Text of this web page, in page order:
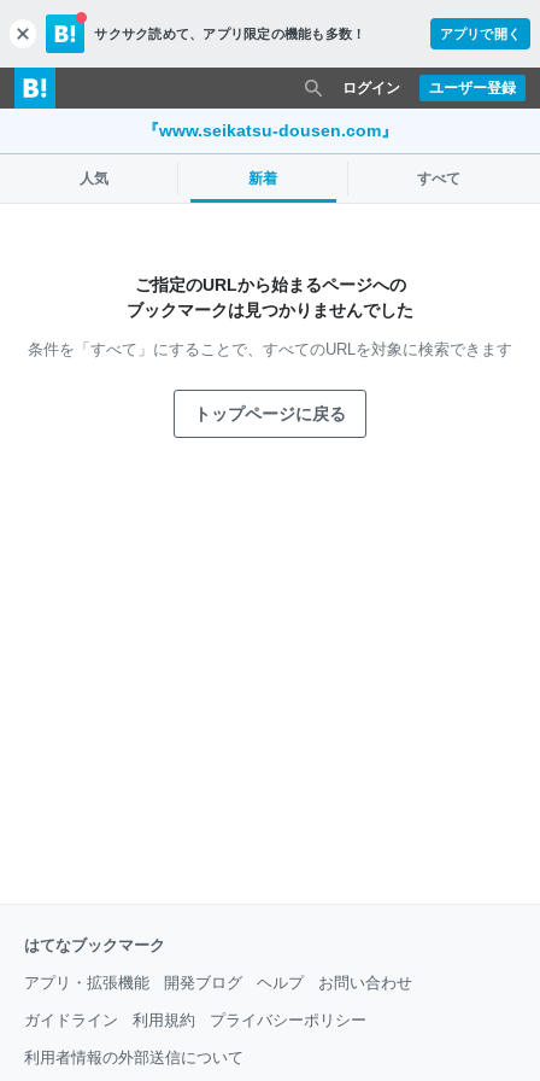
c
l
o
s
サクサク読めて、 アプリ限定の機能も多数！ アプリで開く
ユーザー登録
ログイン
『www.seikatsu-dousen.com』
人気 新着 すべて
ご指定のURLから始まるページへの
ブックマークは見つかりませんでした
条件を「すべて」にすることで、 すべてのURLを対象に検索できます
トップページに戻る
はてなブックマーク
アプリ・拡張機能 開発ブログ ヘルプ お問い合わせ
ガイドライン 利用規約 プライバシーポリシー
利用者情報の外部送信について